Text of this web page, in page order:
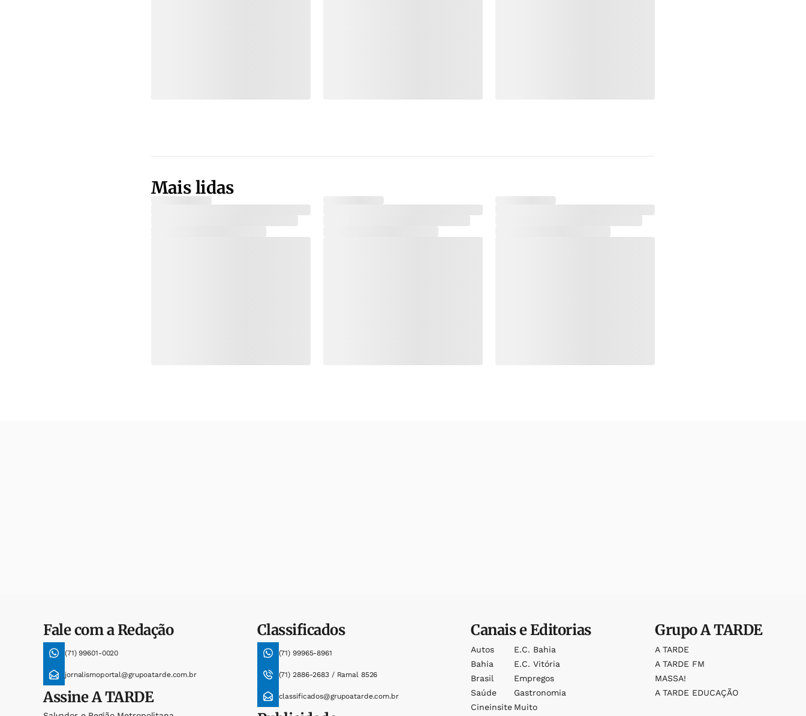
Mais lidas
Fale com a Redação
(71) 99601-0020
jornalismoportal@grupoatarde.com.br
AssineA TARDE
Classificados
(71) 99965-8961
(71) 2886-2683 / Ramal 8526
classificados@grupoatarde.com.br
Canais e Editorias
Autos
Bahia
Brasil
Saúde
Cineinsite
E.c. Bahia
E.c. Vitória
Empregos
Gastronomia
Muito
GrupoA TARDE
A TARDE
A TARDE FM
MASSA!
A TARDE EDUCAÇÃO